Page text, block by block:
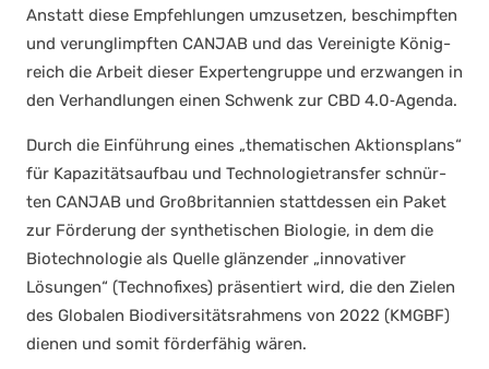
Anstatt die­se Emp­feh­lun­gen umzu­set­zen, beschimpf­ten
und ver­un­glimpf­ten CANJAB und das Ver­ei­nig­te König­
reich die Arbeit die­ser Exper­ten­grup­pe und erzwan­gen in
den Ver­hand­lun­gen einen Schwenk zur CBD 4.0‑Agenda.
Durch die Ein­füh­rung eines „the­ma­ti­schen Akti­ons­plans“
für Kapa­zi­täts­auf­bau und Tech­no­lo­gie­trans­fer schnür­
ten CANJAB und Groß­bri­tan­ni­en statt­des­sen ein Paket
zur För­de­rung der syn­the­ti­schen Bio­lo­gie, in dem die
Bio­tech­no­lo­gie als Quel­le glän­zen­der „inno­va­ti­ver
Lösun­gen“ (Tech­no­fi­xes) prä­sen­tiert wird, die den Zie­len
des Glo­ba­len Bio­di­ver­si­täts­rah­mens von 2022 (KMGBF)
die­nen und somit för­der­fä­hig wären.